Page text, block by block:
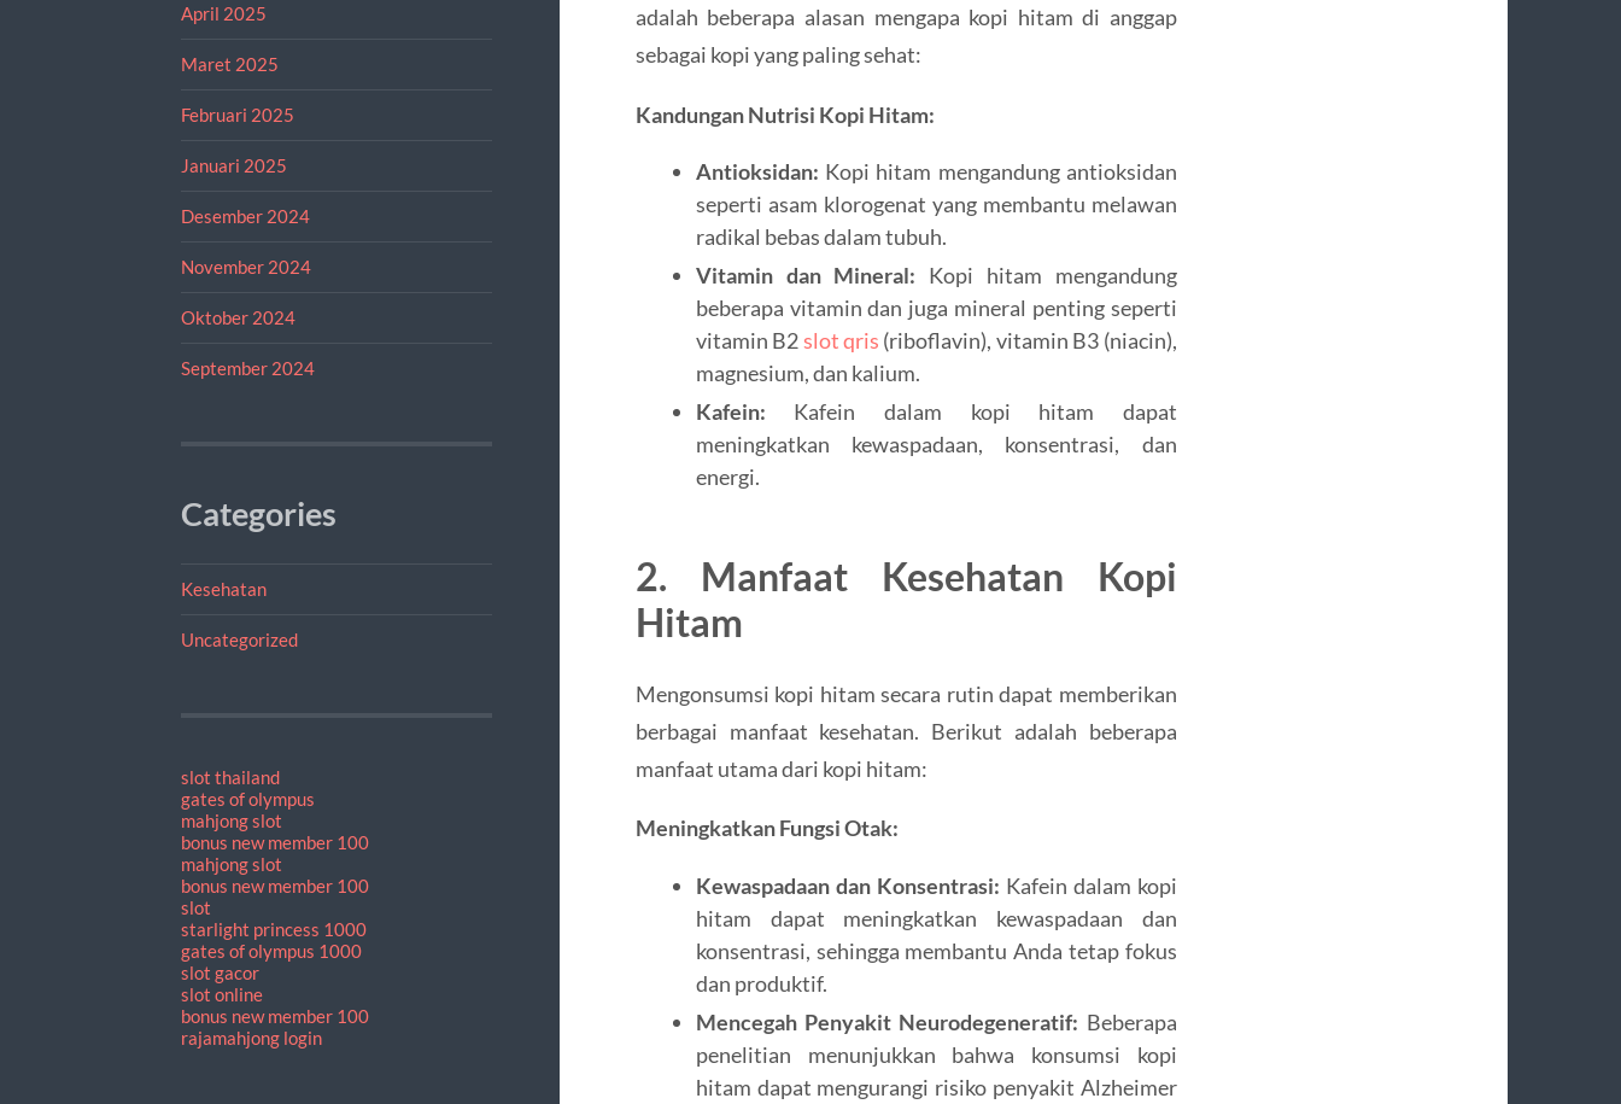
April 2025
Maret 2025
Februari 2025
Januari 2025
Desember 2024
November 2024
Oktober 2024
September 2024
Categories
Kesehatan
Uncategorized
slot thailand
gates of olympus
mahjong slot
bonus new member 100
mahjong slot
bonus new member 100
slot
starlight princess 1000
gates of olympus 1000
slot gacor
slot online
bonus new member 100
rajamahjong login
adalah beberapa alasan mengapa kopi hitam di anggap
sebagai kopi yang paling sehat:
Kandungan Nutrisi Kopi Hitam:
Antioksidan: Kopi hitam mengandung antioksidan
seperti asam klorogenat yang membantu melawan
radikal bebas dalam tubuh.
Vitamin dan Mineral: Kopi hitam mengandung
beberapa vitamin dan juga mineral penting seperti
vitamin B2slot qris (riboflavin), vitamin B3 (niacin),
magnesium, dan kalium.
Kafein: Kafein dalam kopi hitam dapat
meningkatkan kewaspadaan, konsentrasi, dan
energi.
2. Manfaat Kesehatan Kopi
Hitam
Mengonsumsi kopi hitam secara rutin dapat memberikan
berbagai manfaat kesehatan. Berikut adalah beberapa
manfaat utama dari kopi hitam:
Meningkatkan Fungsi Otak:
Kewaspadaan dan Konsentrasi: Kafein dalam kopi
hitam dapat meningkatkan kewaspadaan dan
konsentrasi, sehingga membantu Anda tetap fokus
dan produktif.
Mencegah Penyakit Neurodegeneratif: Beberapa
penelitian menunjukkan bahwa konsumsi kopi
hitam dapat mengurangi risiko penyakit Alzheimer